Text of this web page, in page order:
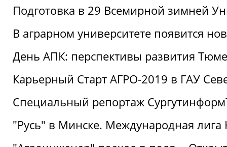
Подготовка в 29 Всемирной зимней
В аграрном университете появится
День АПК: перспективы развития
Карьерный Старт АГРО-2019 в ГАУ
Специальный репортаж
"Русь" в Минске. Международная